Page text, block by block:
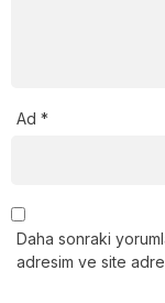
Ad *
Daha sonraki
adresim ve site